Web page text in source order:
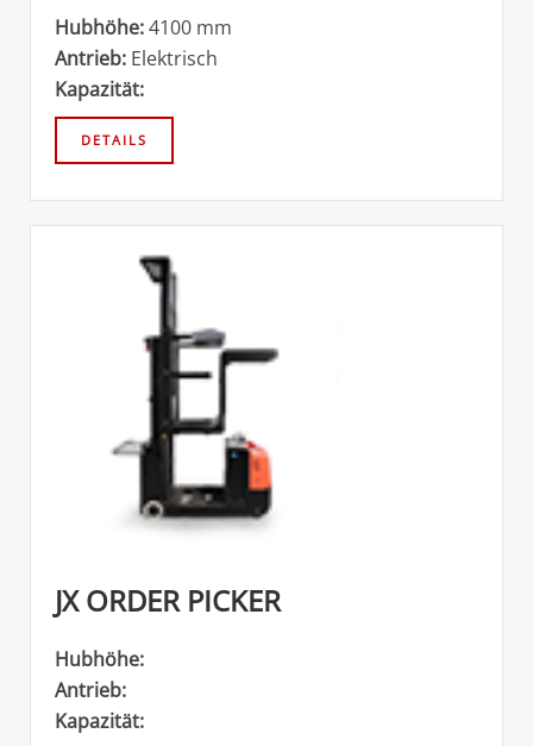
Hubhöhe:4100 mm
Antrieb: Elektrisch
Kapazität:
JX ORDER PICKER
Hubhöhe:
Antrieb:
Kapazität: